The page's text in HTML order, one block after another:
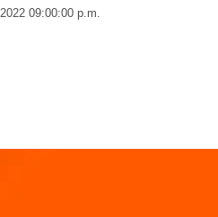
09:00:00 p.m.